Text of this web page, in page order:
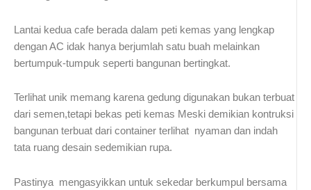
Lantai kedua cafe berada dalam peti kemas yang lengkap
dengan AC idak hanya berjumlah satu buah melainkan
bertumpuk-tumpuk seperti bangunan bertingkat.
Terlihat unik memang karena gedung digunakan bukan terbuat
dari semen,tetapi bekas peti kemas Meski demikian kontruksi
bangunan terbuat dari container terlihat nyaman dan indah
tata ruang desain sedemikian rupa.
Pastinya mengasyikkan untuk sekedar berkumpul bersama